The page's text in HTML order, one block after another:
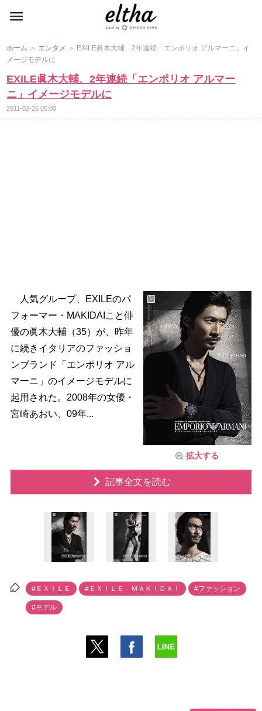
ホーム ＞ エンタメ ＞ EXILE眞木大輔、2年連続「エンポリオ アルマーニ」イ
メージモデルに
EXILE眞木大輔、2年連続「エンポリオ アルマー
ニ」イメージモデルに
2011-02-26 05:00
拡大する
人気グループ、EXILEのパ
フォーマー・MAKIDAIこと俳
優の眞木大輔（35）が、昨年
に続きイタリアのファッショ
ンブランド「エンポリオ アル
マーニ」のイメージモデルに
起用された。2008年の女優・
宮崎あおい、09年...
記事全文を読む
#ＥＸＩＬＥ #ＥＸＩＬＥ ＭＡＫＩＤＡＩ #ファッション
#モデル